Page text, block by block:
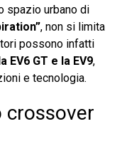
spazio urbano di
, non si limita
possono infatti
EV6 GT e la EV9,
e tecnologia.
crossover